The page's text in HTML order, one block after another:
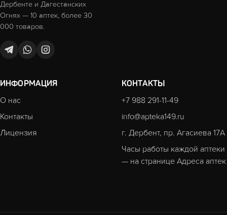
Дербенте и Дагестанских
Огнях — 10 аптек, более 30
000 товаров.
ИНФОРМАЦИЯ
О нас
Контакты
Лицензия
КОНТАКТЫ
+7 988 291-11-49
info@apteka149.ru
г. Дербент, пр. Агасиева 17А
Часы работы каждой аптеки
— на странице Адреса аптек